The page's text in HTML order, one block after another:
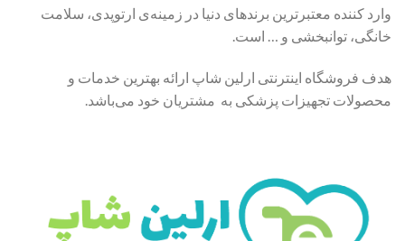
وارد کننده معتبرترین برندهای دنیا در زمینه‌ی ارتوپدی، سلامت
خانگی، توانبخشی و … است.
هدف فروشگاه اینترنتی ارلین شاپ ارائه بهترین خدمات و
محصولات تجهیزات پزشکی به مشتریان خود می‌باشد.